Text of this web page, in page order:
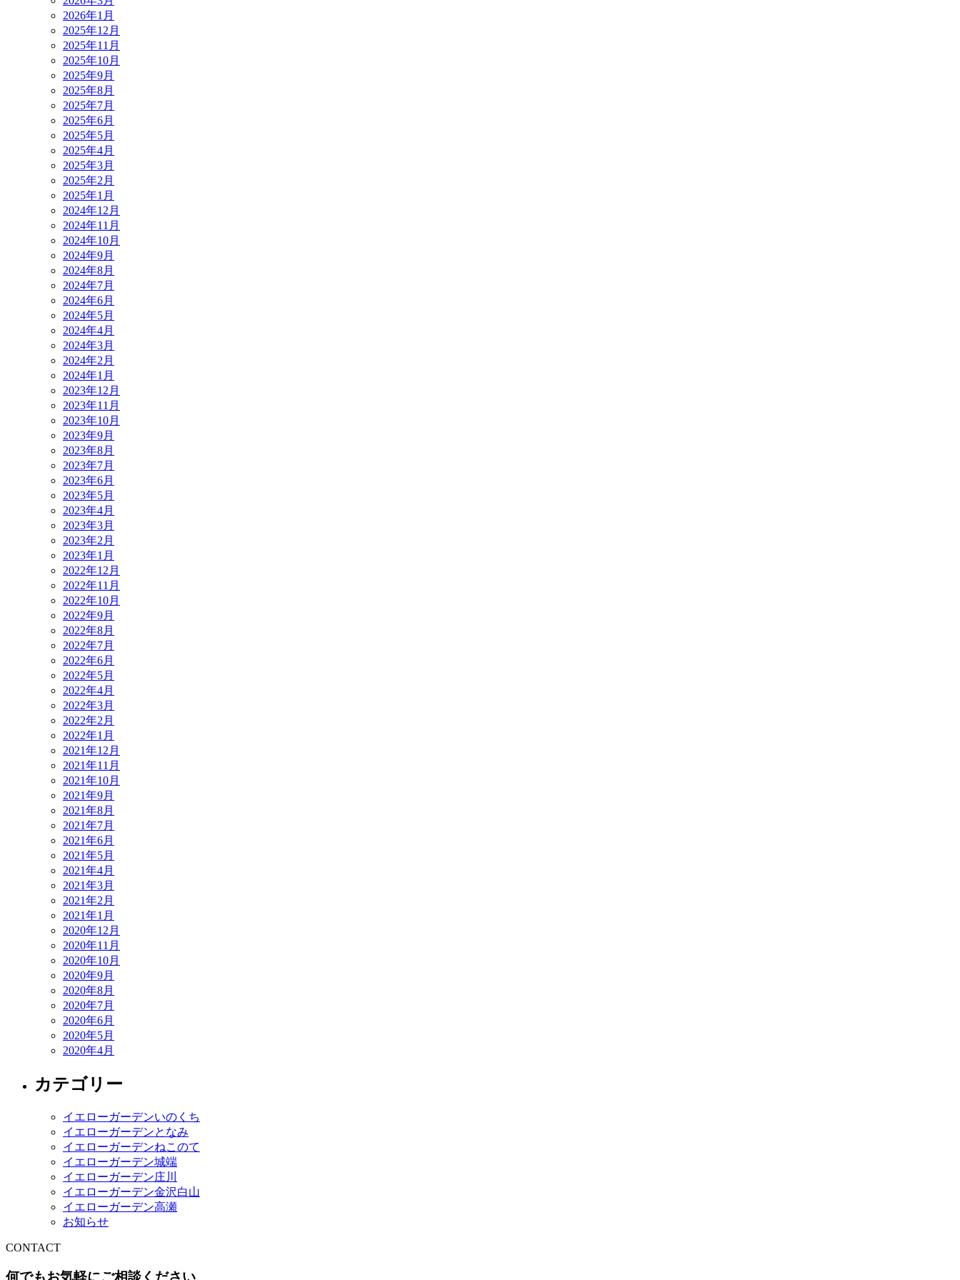
2026年1月
2025年12月
2025年11月
2025年10月
2025年9月
2025年8月
2025年7月
2025年6月
2025年5月
2025年4月
2025年3月
2025年2月
2025年1月
2024年12月
2024年11月
2024年10月
2024年9月
2024年8月
2024年7月
2024年6月
2024年5月
2024年4月
2024年3月
2024年2月
2024年1月
2023年12月
2023年11月
2023年10月
2023年9月
2023年8月
2023年7月
2023年6月
2023年5月
2023年4月
2023年3月
2023年2月
2023年1月
2022年12月
2022年11月
2022年10月
2022年9月
2022年8月
2022年7月
2022年6月
2022年5月
2022年4月
2022年3月
2022年2月
2022年1月
2021年12月
2021年11月
2021年10月
2021年9月
2021年8月
2021年7月
2021年6月
2021年5月
2021年4月
2021年3月
2021年2月
2021年1月
2020年12月
2020年11月
2020年10月
2020年9月
2020年8月
2020年7月
2020年6月
2020年5月
2020年4月
カテゴリー
イエローガーデンいのくち
イエローガーデンとなみ
イエローガーデンねこのて
イエローガーデン城端
イエローガーデン庄川
イエローガーデン金沢白山
イエローガーデン高瀬
お知らせ
CONTACT
何でもお気軽にご相談ください